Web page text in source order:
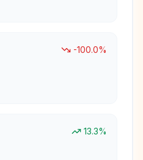
-100.0%
13.3%